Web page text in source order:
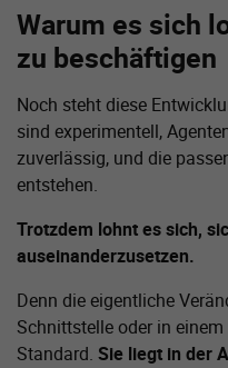
Warum es sich
zu beschäftigen
Noch steht diese
sind experimentell,
zuverlässig, und die
entstehen.
Trotzdem lohnt es sich,
auseinanderzusetzen.
Denn die eigentliche
Schnittstelle oder in
Standard. Sie liegt in der